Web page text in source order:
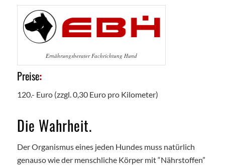
Ernährungsberater Fachrichtung Hund
Preise:
120.- Euro (zzgl. 0,30 Euro pro Kilometer)
Die Wahrheit.
Der Organismus eines jeden Hundes muss natürlich
genauso wie der menschliche Körper mit “Nährstoffen”